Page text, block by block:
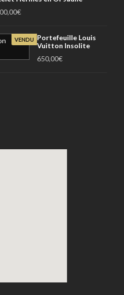
€
VENDU
Portefeuille Louis
Vuitton Insolite
650,00€